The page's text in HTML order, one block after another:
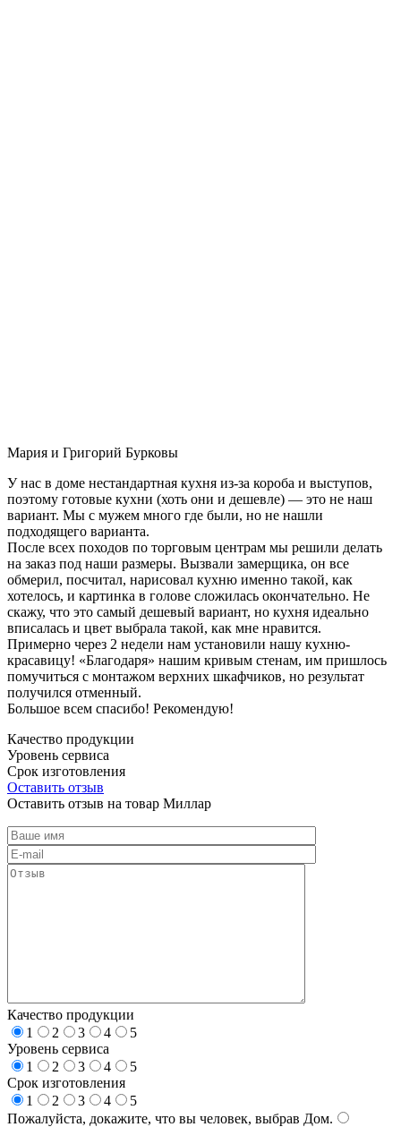
Мария и Григорий Бурковы
У нас в доме нестандартная кухня из-за короба и выступов,
поэтому готовые кухни (хоть они и дешевле) — это не наш
вариант. Мы с мужем много где были, но не нашли
подходящего варианта.
После всех походов по торговым центрам мы решили делать
на заказ под наши размеры. Вызвали замерщика, он все
обмерил, посчитал, нарисовал кухню именно такой, как
хотелось, и картинка в голове сложилась окончательно. Не
скажу, что это самый дешевый вариант, но кухня идеально
вписалась и цвет выбрала такой, как мне нравится.
Примерно через 2 недели нам установили нашу кухню-
красавицу! «Благодаря» нашим кривым стенам, им пришлось
помучиться с монтажом верхних шкафчиков, но результат
получился отменный.
Большое всем спасибо! Рекомендую!
Качество продукции
Уровень сервиса
Срок изготовления
Оставить отзыв
Оставить отзыв на товар Миллар
Качество продукции
1
2 3 4
5
Уровень сервиса
1
2 3 4
5
Срок изготовления
1
2 3 4
5
Пожалуйста, докажите, что вы человек, выбрав Дом.